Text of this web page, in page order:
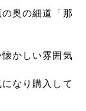
奥の細道「那
かしい雰囲気
なり購入して